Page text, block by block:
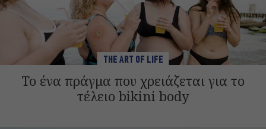
THE ART OF LIFE
Το ένα πράγμα που χρειάζεται για το
τέλειο bikini body